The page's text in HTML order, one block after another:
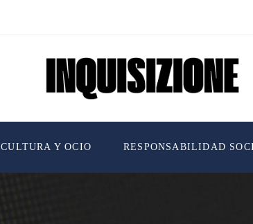
CULTURA Y OCIO RESPONSABILIDAD